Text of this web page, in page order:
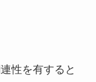
性を有すると